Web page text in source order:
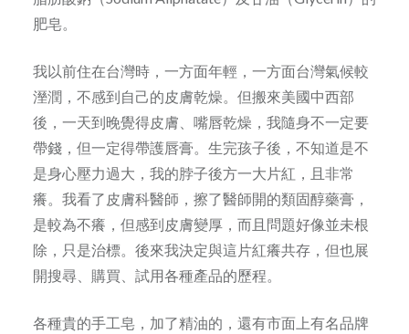
肥皂。
我以前住在台灣時，一方面年輕，一方面台灣氣候較
溼潤，不感到自己的皮膚乾燥。但搬來美國中西部
後，一天到晚覺得皮膚、嘴唇乾燥，我隨身不一定要
帶錢，但一定得帶護唇膏。生完孩子後，不知道是不
是身心壓力過大，我的脖子後方一大片紅，且非常
癢。我看了皮膚科醫師，擦了醫師開的類固醇藥膏，
是較為不癢，但感到皮膚變厚，而且問題好像並未根
除，只是治標。後來我決定與這片紅癢共存，但也展
開搜尋、購買、試用各種產品的歷程。
各種貴的手工皂，加了精油的，還有市面上有名品牌